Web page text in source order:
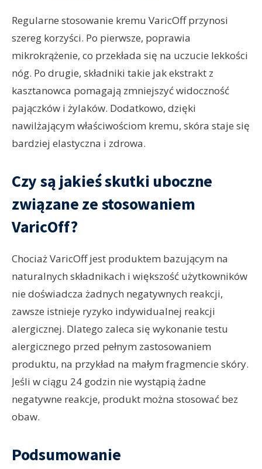
Regularne stosowanie kremu VaricOff przynosi
szereg korzyści. Po pierwsze, poprawia
mikrokrążenie, co przekłada się na uczucie lekkości
nóg. Po drugie, składniki takie jak ekstrakt z
kasztanowca pomagają zmniejszyć widoczność
pajączków i żylaków. Dodatkowo, dzięki
nawilżającym właściwościom kremu, skóra staje się
bardziej elastyczna i zdrowa.
Czy są jakieś skutki uboczne
związane ze stosowaniem
VaricOff?
Chociaż VaricOff jest produktem bazującym na
naturalnych składnikach i większość użytkowników
nie doświadcza żadnych negatywnych reakcji,
zawsze istnieje ryzyko indywidualnej reakcji
alergicznej. Dlatego zaleca się wykonanie testu
alergicznego przed pełnym zastosowaniem
produktu, na przykład na małym fragmencie skóry.
Jeśli w ciągu 24 godzin nie wystąpią żadne
negatywne reakcje, produkt można stosować bez
obaw.
Podsumowanie